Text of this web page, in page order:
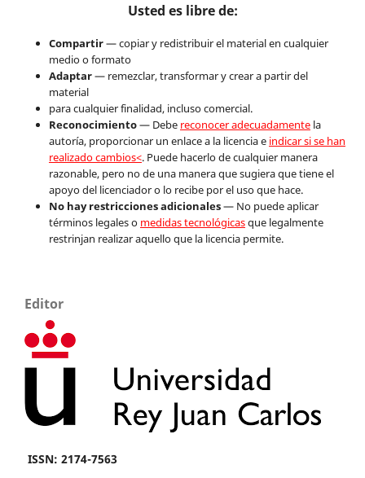
Usted es libre de:
Compartir— copiar y redistribuir el material en cualquier
medio o formato
Adaptar— remezclar, transformar y crear a partir del
material
para cualquier finalidad, incluso comercial.
Reconocimiento— Debe reconocer adecuadamentela
autoría, proporcionar un enlace a la licencia e indicar si se han
realizado cambios<. Puede hacerlo de cualquier manera
razonable, pero no de una manera que sugiera que tiene el
apoyo del licenciador o lo recibe por el uso que hace.
No hay restricciones adicionales— No puede aplicar
términos legales o medidas tecnológicasque legalmente
restrinjan realizar aquello que la licencia permite.
Editor
ISSN: 2174-7563